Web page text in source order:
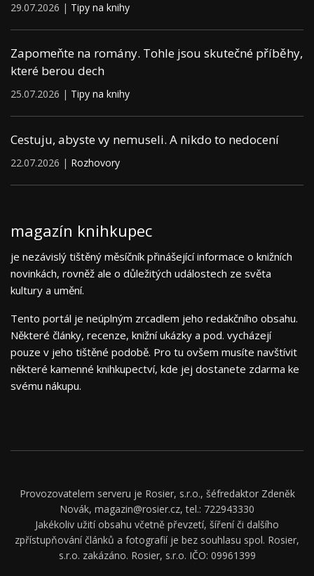
29.07.2026 | Tipy na knihy
Zapomeňte na romány. Tohle jsou skutečné příběhy,
které berou dech
25.07.2026 | Tipy na knihy
Cestuju, abyste vy nemuseli. A nikdo to nedocení
22.07.2026 | Rozhovory
magazín knihkupec
je nezávislý tištěný měsíčník přinášející informace o knižních
novinkách, rovněž ale o důležitých událostech ze světa
kultury a umění.
Tento portál je neúplným zrcadlem jeho redakčního obsahu.
Některé články, recenze, knižní ukázky a pod. vycházejí
pouze v jeho tištěné podobě. Pro tu ovšem musíte navštívit
některé kamenné knihkupectví, kde jej dostanete zdarma ke
svému nákupu.
Provozovatelem serveru je Rosier, s.r.o., šéfredaktor Zdeněk
Novák, magazin@rosier.cz, tel.: 722943330
Jakékoliv užití obsahu včetně převzetí, šíření či dalšího
zpřístupňování článků a fotografií je bez souhlasu spol. Rosier,
s.r.o. zakázáno. Rosier, s.r.o. IČO: 09961399